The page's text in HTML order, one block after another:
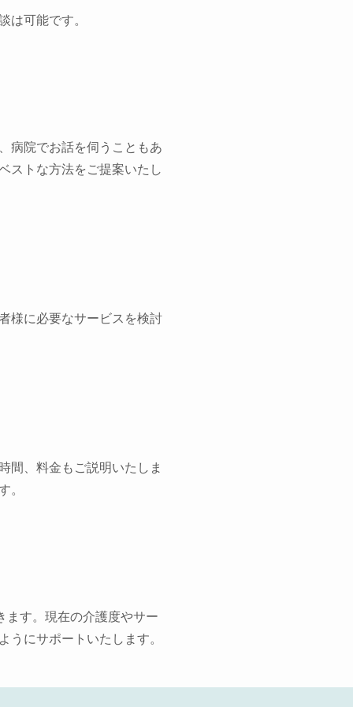
可能です。
病院でお話を伺うこともあ
ストな方法をご提案いたし
様に必要なサービスを検討
間、料金もご説明いたしま
す。現在の介護度やサー
にサポートいたします。